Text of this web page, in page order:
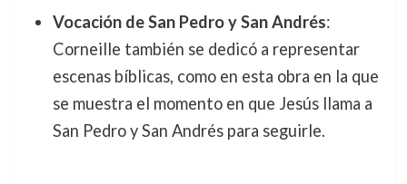
Vocación de San Pedro y San Andrés:
Corneille también se dedicó a representar
escenas bíblicas, como en esta obra en la que
se muestra el momento en que Jesús llama a
San Pedro y San Andrés para seguirle.